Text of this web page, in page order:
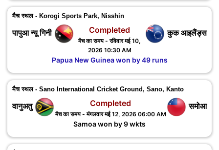
मैच स्थल - Korogi Sports Park, Nisshin
पापुआ न्यू गिनी कुक आइलैंड्स
Completed
मैच का समय - रविवार मई 10,
2026 10:30 AM
Papua New Guinea won by 49 runs
मैच स्थल - Sano International Cricket Ground, Sano, Kanto
वानुअतु समोआ
Completed
मैच का समय - मंगलवार मई 12, 2026 06:00 AM
Samoa won by 9 wkts